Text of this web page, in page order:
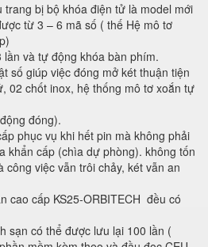
trang bị bộ khóa điện tử là model mới
từ 3 – 6 mã số ( thế Hệ mô tơ
lần và tự động khóa bàn phím.
số giúp việc đóng mở két thuận tiện
02 chốt inox, hệ thống mô tơ xoắn tự
đóng).
phục vụ khi hết pin mà không phải
khẩn cấp (chìa dự phòng). không tốn
công việc vẫn trôi chảy, két vẫn an
cao cấp KS25-ORBITECH đều có
sạn có thể được lưu lại 100 lần (